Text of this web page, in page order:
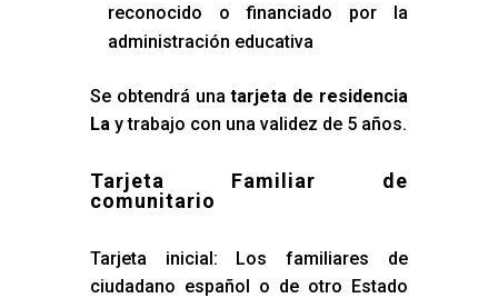
reconocido o financiado por la
administración educativa
Se obtendrá unatarjeta de residencia
La y trabajo con una validez de 5 años.
Tarjeta Familiar de
comunitario
Tarjeta inicial: Los familiares de
ciudadano español o de otro Estado